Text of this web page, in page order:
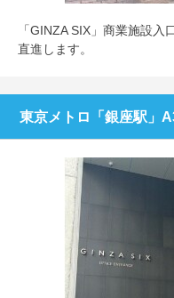
「GINZA SIX」商業施設入
直進します。
東京メトロ「銀座駅」